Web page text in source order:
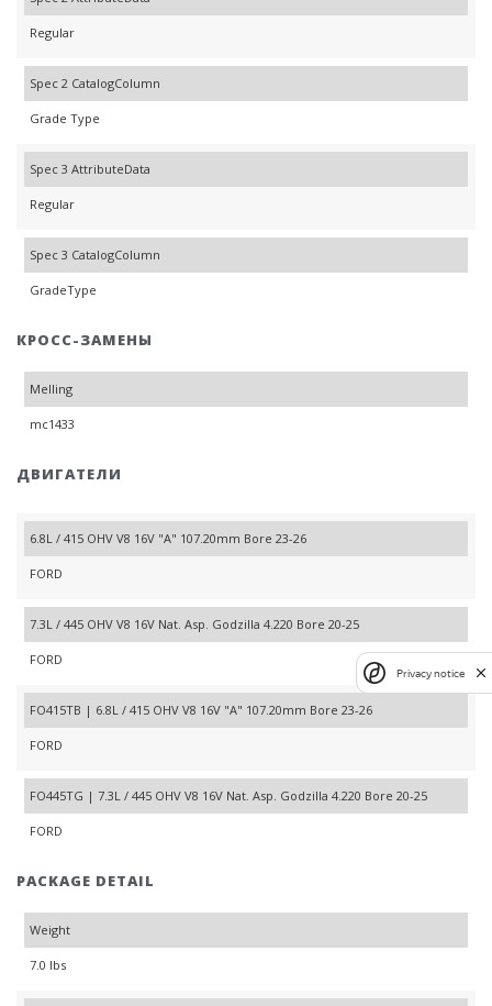
Regular
Spec 2 CatalogColumn
Grade Type
Spec 3 AttributeData
Regular
Spec 3 CatalogColumn
GradeType
КРОСС-ЗАМЕНЫ
Melling
mc1433
ДВИГАТЕЛИ
6.8L / 415 OHV V8 16V "A" 107.20mm Bore 23-26
FORD
7.3L / 445 OHV V8 16V Nat. Asp. Godzilla 4.220 Bore 20-25
FORD
FO415TB | 6.8L / 415 OHV V8 16V "A" 107.20mm Bore 23-26
FORD
FO445TG | 7.3L / 445 OHV V8 16V Nat. Asp. Godzilla 4.220 Bore 20-25
FORD
PACKAGE DETAIL
Weight
7.0 lbs
Privacy notice